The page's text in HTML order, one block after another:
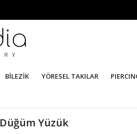
BİLEZİK YÖRESEL TAKILAR
Düğüm Yüzük